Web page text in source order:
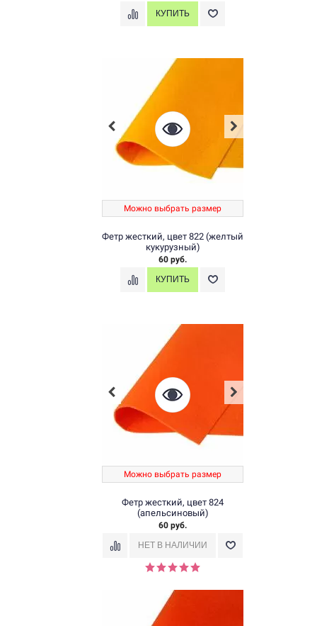
Можно выбрать размер
Фетр жесткий, цвет 822 (желтый
кукурузный)
60 руб.
Можно выбрать размер
Фетр жесткий, цвет 824
(апельсиновый)
60 руб.